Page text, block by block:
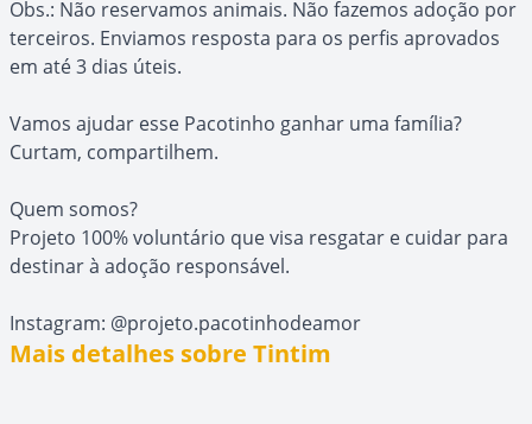
Obs.: Não reservamos animais. Não fazemos adoção por
terceiros. Enviamos resposta para os perfis aprovados
em até 3 dias úteis.
Vamos ajudar esse Pacotinho ganhar uma família?
Curtam, compartilhem.
Quem somos?
Projeto 100% voluntário que visa resgatar e cuidar para
destinar à adoção responsável.
Instagram: @projeto.pacotinhodeamor
Mais detalhes sobre Tintim